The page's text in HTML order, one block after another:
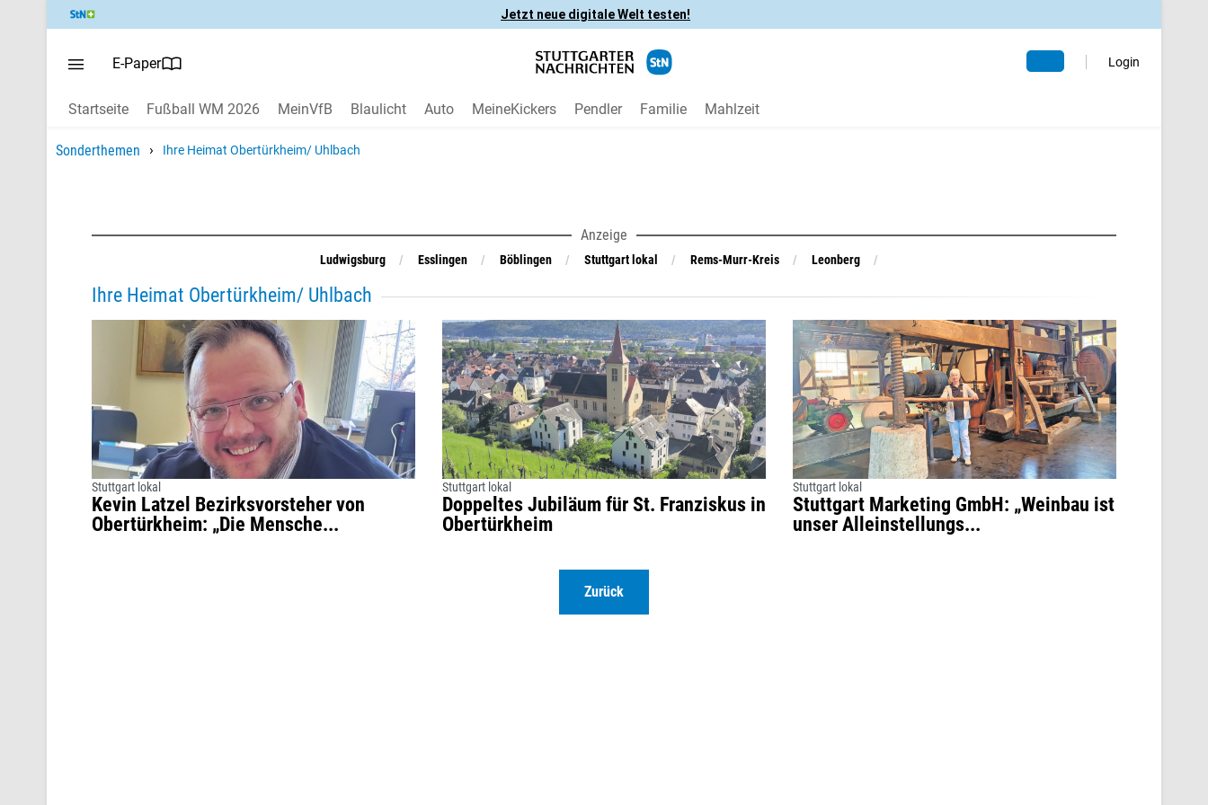
Jetzt neue digitale Welt testen!
E-Paper Login
Startseite Fußball WM 2026 MeinVfB Blaulicht Auto MeineKickers Pendler Familie Mahlzeit
Sonderthemen › Ihre Heimat Obertürkheim/ Uhlbach
Anzeige
Ludwigsburg Esslingen Böblingen Stuttgart lokal Rems-Murr-Kreis Leonberg
Ihre Heimat Obertürkheim/ Uhlbach
Stuttgart lokal
Kevin Latzel Bezirksvorsteher von
Obertürkheim: „Die Mensche...
Stuttgart lokal
Doppeltes Jubiläum für St. Franziskus in
Obertürkheim
Stuttgart lokal
Stuttgart Marketing GmbH: „Weinbau ist
unser Alleinstellungs...
Zurück